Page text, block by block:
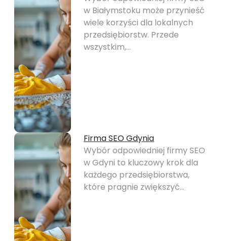
w Białymstoku może przynieść
wiele korzyści dla lokalnych
przedsiębiorstw. Przede
wszystkim,…
Firma SEO Gdynia
Wybór odpowiedniej firmy SEO
w Gdyni to kluczowy krok dla
każdego przedsiębiorstwa,
które pragnie zwiększyć…